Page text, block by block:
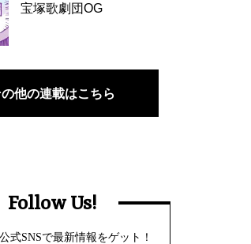
宝塚歌劇団OG
他の連載はこちら
Follow Us!
式SNSで最新情報をゲット！